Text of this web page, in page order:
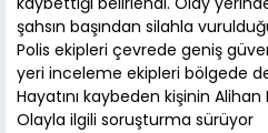
şahsın başından silahla
Polis ekipleri çevrede geniş
yeri inceleme ekipleri bölgede
Hayatını kaybeden kişinin
Olayla ilgili soruşturma sürüyor